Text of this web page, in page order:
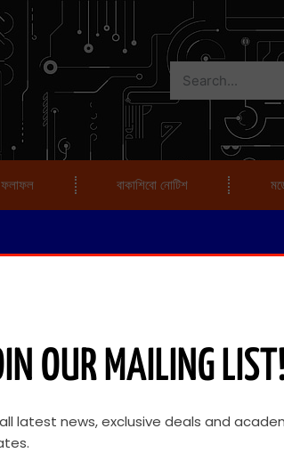
ফলাফল বাকাশিবো নোটিশ
OUR MAILING
latest news, exclusive deals and